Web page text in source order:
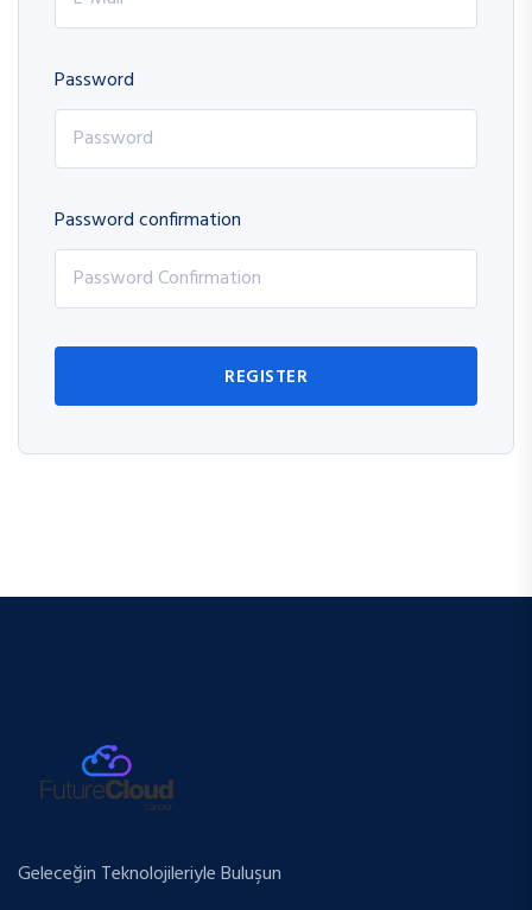
Password
Password confirmation
REGISTER
Geleceğin Teknolojileriyle Buluşun